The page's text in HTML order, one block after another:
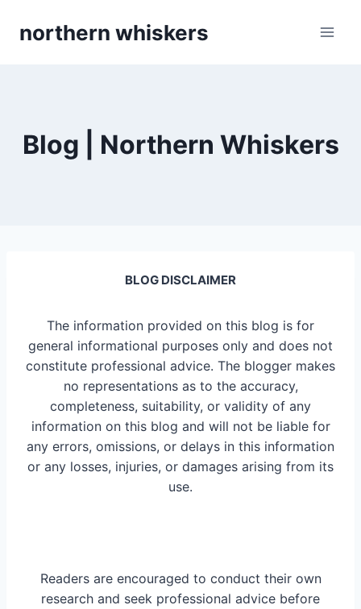
northern whiskers
Blog | Northern Whiskers
BLOG DISCLAIMER
The information provided on this blog is for
general informational purposes only and does not
constitute professional advice. The blogger makes
no representations as to the accuracy,
completeness, suitability, or validity of any
information on this blog and will not be liable for
any errors, omissions, or delays in this information
or any losses, injuries, or damages arising from its
use.
Readers are encouraged to conduct their own
research and seek professional advice before